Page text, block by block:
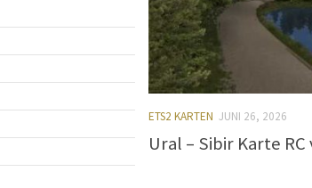
ETS2 KARTEN JUNI 26, 2026
Ural – Sibir Karte RC